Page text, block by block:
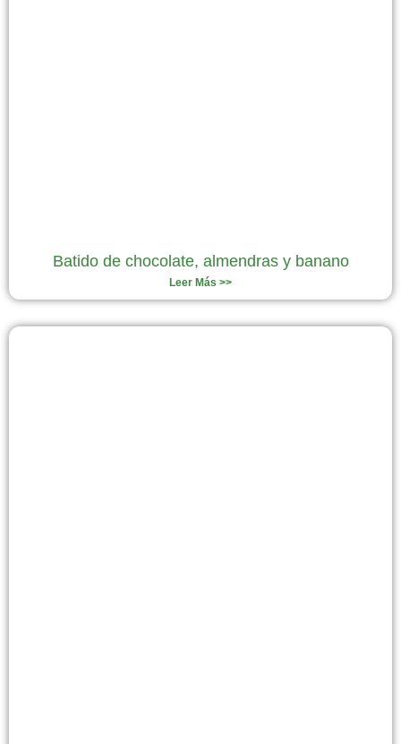
Batido de chocolate, almendras y banano
Leer Más >>